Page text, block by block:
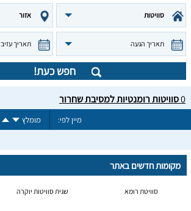
סוויטות אזור
תאריך הגעה תאריך
חפש כעת!
0סוויטות רומנטיות למסיבת שחרור
מיין לפי: מומלץ
מקומות חדשים באתר
סוויטת רומא שגית סוויטות יוקרה